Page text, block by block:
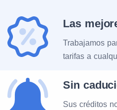
Las
Trabajamos
tarifas a
Sin
Sus créditos